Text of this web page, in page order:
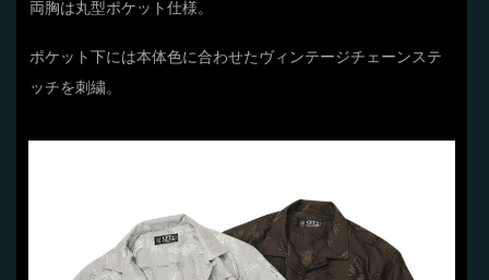
両胸は丸型ポケット仕様。
ポケット下には本体色に合わせたヴィンテージチェーンステ
ッチを刺繍。